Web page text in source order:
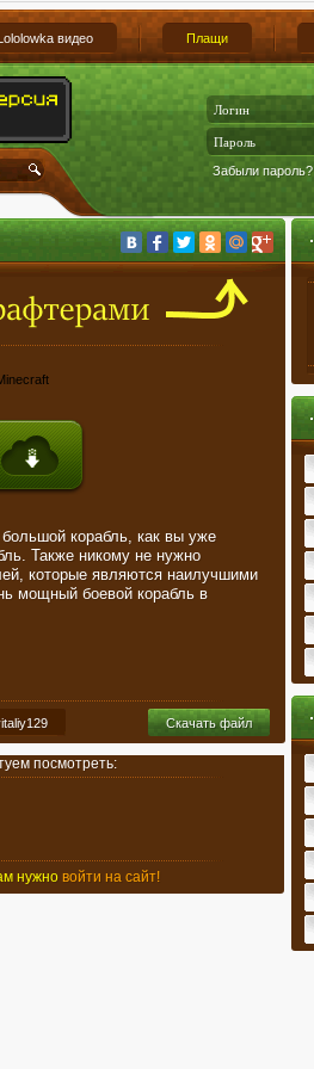
видео Плащи
Забыли пароль?
корабль, как вы уже
Также никому не нужно
которые являются наилучшими
мощный боевой корабль в
Скачать файл
посмотреть:
нужно войти на сайт!